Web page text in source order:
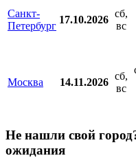
Санкт-
Петербург
17.10.2026
сб,
вс
Москва 14.11.2026
сб,
вс
Не нашли свой
ожидания